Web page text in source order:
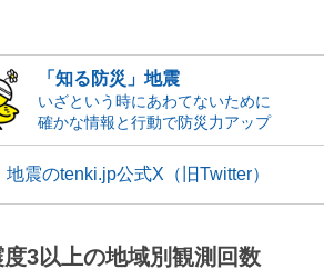
「知る防災」地震
いざという時にあわてないために
確かな情報と行動で防災力アップ
地震のtenki.jp公式X（旧Twitter）
度3以上の地域別観測回数